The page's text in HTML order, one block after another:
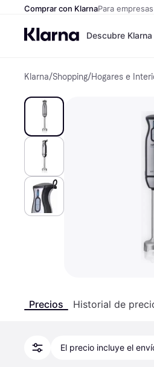
Comprar con KlarnaPara empresas
Descubre Klarna
Klarna/Shopping/Hogares e
Precios Historial de
El precio incluye el